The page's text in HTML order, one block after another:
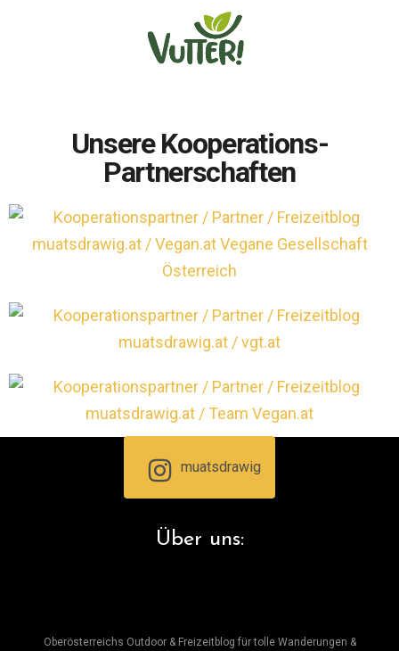
Unsere Kooperations-
Partnerschaften
muatsdrawig
Über uns:
Oberösterreichs Outdoor & Freizeitblog für tolle Wanderungen &